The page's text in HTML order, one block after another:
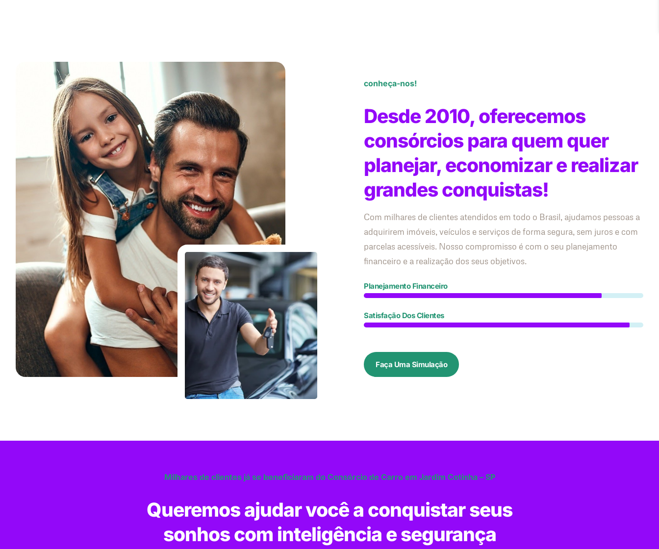
conheça-nos!
Desde 2010, oferecemos
consórcios para quem quer
planejar, economizar e realizar
grandes conquistas!
Com milhares de clientes atendidos em todo o Brasil, ajudamos pessoas a
adquirirem imóveis, veículos e serviços de forma segura, sem juros e com
parcelas acessíveis. Nosso compromisso é com o seu planejamento
financeiro e a realização dos seus objetivos.
Planejamento Financeiro
Satisfação Dos Clientes
Faça Uma Simulação
Milhares de clientes já se beneficiaram do Consórcio de Carro em Jardim Cotinha – SP
Queremos ajudar você a conquistar seus
sonhos com inteligência e segurança